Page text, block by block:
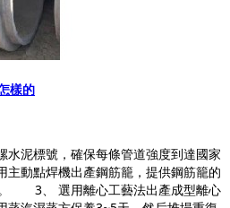
樣的
泥標號，確保每條管道強度到達國家
動點焊機出產鋼筋籠，提供鋼筋籠的
3、 選用離心工藝法出產成型離心